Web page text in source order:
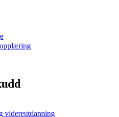
videreutdanning